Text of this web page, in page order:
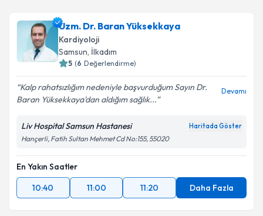
Uzm. Dr. Baran Yüksekkaya
Kardiyoloji
Samsun, İlkadım
5 (6 Değerlendirme)
Kalp rahatsızlığım nedeniyle başvurduğum Sayın Dr.
Baran Yüksekkaya'dan aldığım sağlık...
Devamı
Liv Hospital Samsun Hastanesi Haritada Göster
Hançerli, Fatih Sultan Mehmet Cd No:155, 55020
En Yakın Saatler
10:40
11:00 11:20 Daha Fazla